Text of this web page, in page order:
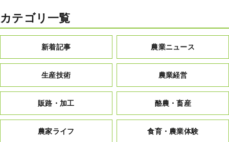
カテゴリ一覧
新着記事 農業ニュース
生産技術 農業経営
販路・加工 酪農・畜産
農家ライフ 食育・農業体験